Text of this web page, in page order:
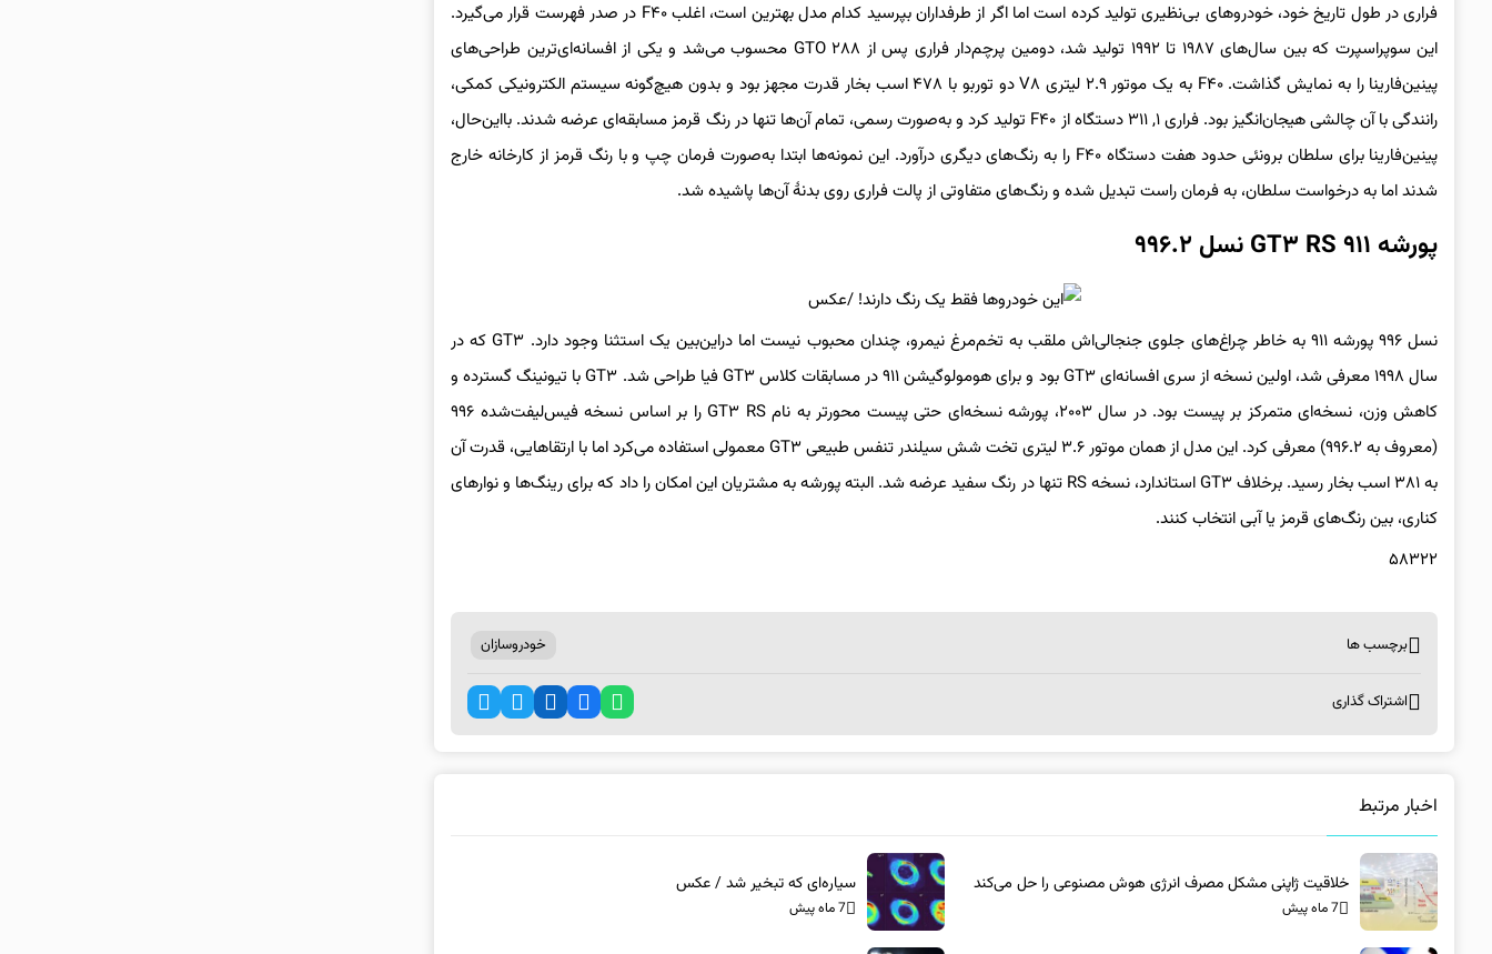
فراری در طول تاریخ خود، خودروهای بی‌نظیری تولید کرده است اما اگر از طرفداران بپرسید کدام مدل بهترین است، اغلب F۴۰ در صدر فهرست قرار می‌گیرد.
این سوپراسپرت که بین سال‌های ۱۹۸۷ تا ۱۹۹۲ تولید شد، دومین پرچم‌دار فراری پس از ۲۸۸ GTO محسوب می‌شد و یکی از افسانه‌ای‌ترین طراحی‌های
پینین‌فارینا را به نمایش گذاشت. F۴۰ به یک موتور ۲.۹ لیتری V۸ دو توربو با ۴۷۸ اسب بخار قدرت مجهز بود و بدون هیچ‌گونه سیستم الکترونیکی کمکی،
رانندگی با آن چالشی هیجان‌انگیز بود. فراری ۱, ۳۱۱ دستگاه از F۴۰ تولید کرد و به‌صورت رسمی، تمام آن‌ها تنها در رنگ قرمز مسابقه‌ای عرضه شدند. بااین‌حال،
پینین‌فارینا برای سلطان برونئی حدود هفت دستگاه F۴۰ را به رنگ‌های دیگری درآورد. این نمونه‌ها ابتدا به‌صورت فرمان چپ و با رنگ قرمز از کارخانه خارج
شدند اما به درخواست سلطان، به فرمان راست تبدیل شده و رنگ‌های متفاوتی از پالت فراری روی بدنهٔ آن‌ها پاشیده شد.
پورشه ۹۱۱ GT۳ RS نسل ۹۹۶.۲
نسل ۹۹۶ پورشه ۹۱۱ به خاطر چراغ‌های جلوی جنجالی‌اش ملقب به تخم‌مرغ نیمرو، چندان محبوب نیست اما دراین‌بین یک استثنا وجود دارد. GT۳ که در
سال ۱۹۹۸ معرفی شد، اولین نسخه از سری افسانه‌ای GT۳ بود و برای هومولوگیشن ۹۱۱ در مسابقات کلاس GT۳ فیا طراحی شد. GT۳ با تیونینگ گسترده و
کاهش وزن، نسخه‌ای متمرکز بر پیست بود. در سال ۲۰۰۳، پورشه نسخه‌ای حتی پیست محورتر به نام GT۳ RS را بر اساس نسخه فیس‌لیفت‌شده ۹۹۶
(معروف به ۹۹۶.۲) معرفی کرد. این مدل از همان موتور ۳.۶ لیتری تخت شش سیلندر تنفس طبیعی GT۳ معمولی استفاده می‌کرد اما با ارتقاهایی، قدرت آن
به ۳۸۱ اسب بخار رسید. برخلاف GT۳ استاندارد، نسخه RS تنها در رنگ سفید عرضه شد. البته پورشه به مشتریان این امکان را داد که برای رینگ‌ها و نوارهای
کناری، بین رنگ‌های قرمز یا آبی انتخاب کنند.
۵۸۳۲۲
برچسب ها خودروسازان
اشتراک گذاری
اخبار مرتبط
خلاقیت ژاپنی مشکل مصرف انرژی هوش مصنوعی را حل می‌کند
7 ماه پیش
سیاره‌ای که تبخیر شد / عکس
7 ماه پیش